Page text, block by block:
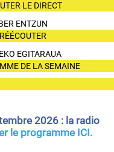
LE DIRECT
ENTZUN
RÉÉCOUTER
EGITARAUA
DE LA SEMAINE
2026 : la radio
le programme ICI.